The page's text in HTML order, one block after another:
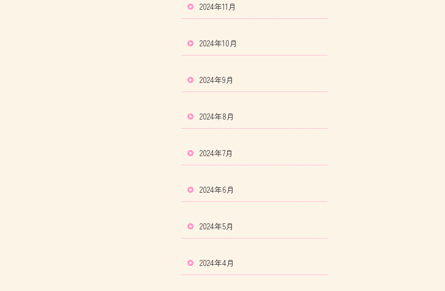
2024年11月
2024年10月
2024年9月
2024年8月
2024年7月
2024年6月
2024年5月
2024年4月